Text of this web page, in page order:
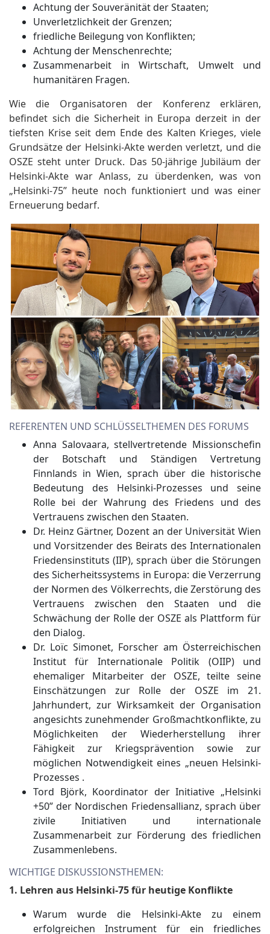
Achtung der Souveränität der Staaten;
Unverletzlichkeit der Grenzen;
friedliche Beilegung von Konflikten;
Achtung der Menschenrechte;
Zusammenarbeit in Wirtschaft, Umwelt und
humanitären Fragen.
Wie die Organisatoren der Konferenz erklären,
befindet sich die Sicherheit in Europa derzeit in der
tiefsten Krise seit dem Ende des Kalten Krieges, viele
Grundsätze der Helsinki-Akte werden verletzt, und die
OSZE steht unter Druck. Das 50-jährige Jubiläum der
Helsinki-Akte war Anlass, zu überdenken, was von
„Helsinki-75” heute noch funktioniert und was einer
Erneuerung bedarf.
REFERENTEN UND SCHLÜSSELTHEMEN DES FORUMS
Anna Salovaara, stellvertretende Missionschefin
der Botschaft und Ständigen Vertretung
Finnlands in Wien, sprach über die historische
Bedeutung des Helsinki-Prozesses und seine
Rolle bei der Wahrung des Friedens und des
Vertrauens zwischen den Staaten.
Dr. Heinz Gärtner, Dozent an der Universität Wien
und Vorsitzender des Beirats des Internationalen
Friedensinstituts (IIP), sprach über die Störungen
des Sicherheitssystems in Europa: die Verzerrung
der Normen des Völkerrechts, die Zerstörung des
Vertrauens zwischen den Staaten und die
Schwächung der Rolle der OSZE als Plattform für
den Dialog.
Dr. Loïc Simonet, Forscher am Österreichischen
Institut für Internationale Politik (OIIP) und
ehemaliger Mitarbeiter der OSZE, teilte seine
Einschätzungen zur Rolle der OSZE im 21.
Jahrhundert, zur Wirksamkeit der Organisation
angesichts zunehmender Großmachtkonflikte, zu
Möglichkeiten der Wiederherstellung ihrer
Fähigkeit zur Kriegsprävention sowie zur
möglichen Notwendigkeit eines „neuen Helsinki-
Prozesses .
Tord Björk, Koordinator der Initiative „Helsinki
+50” der Nordischen Friedensallianz, sprach über
zivile Initiativen und internationale
Zusammenarbeit zur Förderung des friedlichen
Zusammenlebens.
WICHTIGE DISKUSSIONSTHEMEN:
1. Lehren aus Helsinki-75 für heutige Konflikte
Warum wurde die Helsinki-Akte zu einem
erfolgreichen Instrument für ein friedliches